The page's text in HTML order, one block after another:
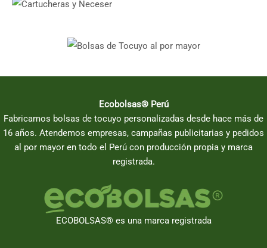
Ecobolsas® Perú
Fabricamos bolsas de tocuyo personalizadas desde hace más de
16 años. Atendemos empresas, campañas publicitarias y pedidos
al por mayor en todo el Perú con producción propia y marca
registrada.
ECOBOLSAS® es una marca registrada